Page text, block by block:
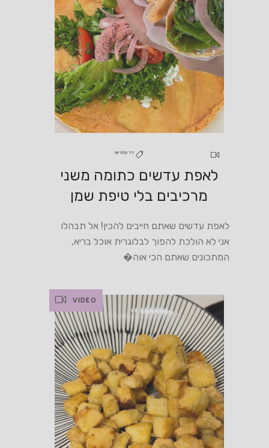
דל קלוריות
לאפת עדשים כתומה משני
מרכיבים בלי טיפת שמן
לאפת עדשים שאתם חייבים להכין! אל תבהלו
אני לא הולכת להפוך לבלוגרית אוכל בריא,
המתכונים שאתם הכי אוה�
VIDEO